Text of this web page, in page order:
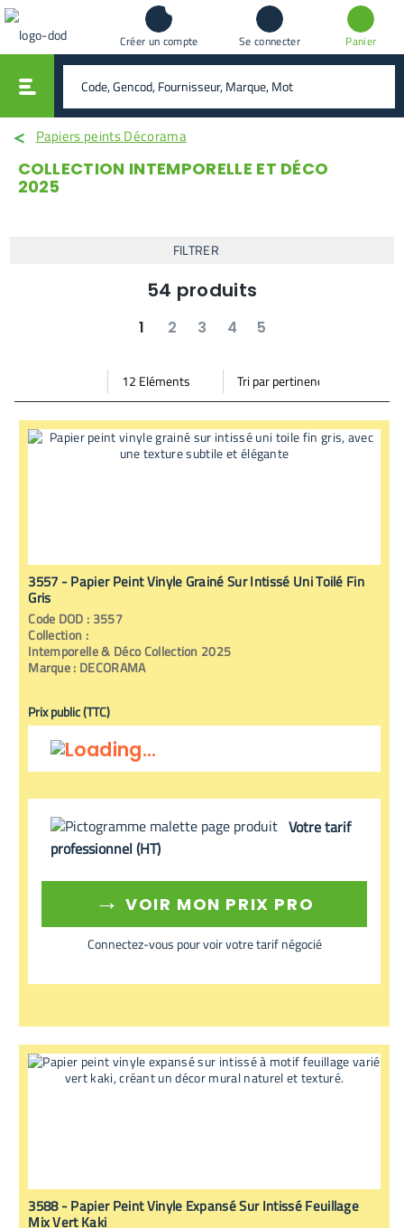
Créer un compte Se connecter Panier
rechercher
Papiers peints Décorama
COLLECTION INTEMPORELLE ET DÉCO
2025
FILTRER
54 produits
1 2 3 4 5
Mode vignette
Mode bande
Par
page
Trier
par
3557 - Papier Peint Vinyle Grainé Sur Intissé Uni Toilé Fin
Gris
Code DOD : 3557
Collection :
Intemporelle & Déco Collection 2025
Marque : DECORAMA
Prix public (TTC)
Votre tarif
professionnel (HT)
→ VOIR MON PRIX PRO
Connectez-vous pour voir votre tarif négocié
3588 - Papier Peint Vinyle Expansé Sur Intissé Feuillage
Mix Vert Kaki